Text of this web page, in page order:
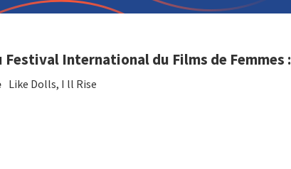
Festival International du Films de Femmes :
Like Dolls, I ll Rise